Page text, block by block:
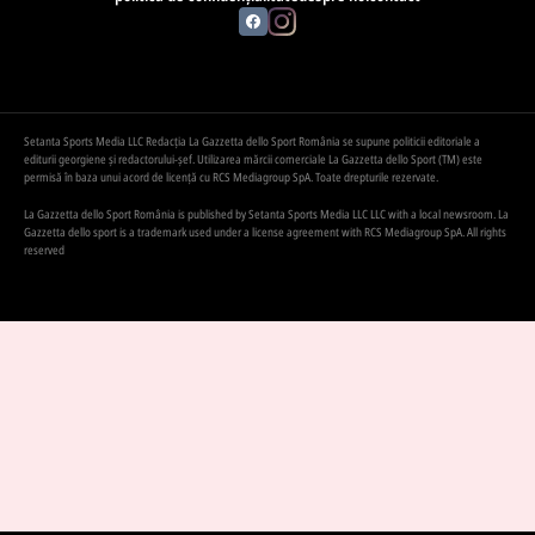
Setanta Sports Media LLC Redacția La Gazzetta dello Sport România se supune politicii editoriale a
editurii georgiene și redactorului-șef. Utilizarea mărcii comerciale La Gazzetta dello Sport (TM) este
permisă în baza unui acord de licență cu RCS Mediagroup SpA. Toate drepturile rezervate.
La Gazzetta dello Sport România is published by Setanta Sports Media LLC LLC with a local newsroom. La
Gazzetta dello sport is a trademark used under a license agreement with RCS Mediagroup SpA. All rights
reserved